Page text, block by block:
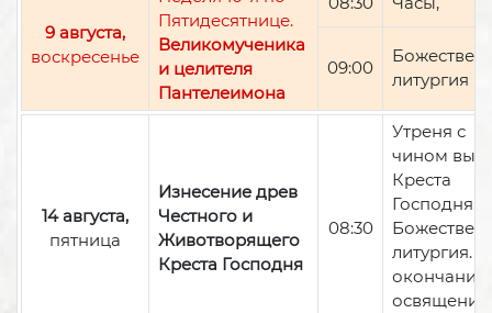
9 августа,
воскресенье
Пятидесятнице.
Великомученика
и целителя
Пантелеимона
09:00
литургия
14 августа,
пятница
Изнесение древ
Честного и
Животворящего
Креста Господня
08:30
Утреня с
чином
Креста
Господня,
литургия.
окончании
освящение